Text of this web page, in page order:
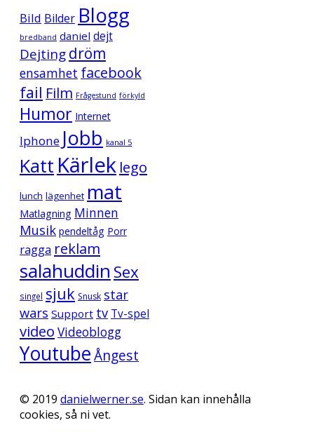
Bild Bilder Blogg
bredband daniel dejt
Dejtingdröm
ensamhet facebook
fail Film Frågestund förkyld
Humor Internet
Iphone Jobb kanal 5
Katt Kärlek lego
lunch lägenhet mat
Matlagning Minnen
Musik pendeltåg Porr
ragga reklam
salahuddin Sex
singel sjuk Snusk star
wars Support tv Tv-spel
video Videoblogg
YoutubeÅngest
© 2019 danielwerner.se. Sidan kan innehålla
cookies, så ni vet.